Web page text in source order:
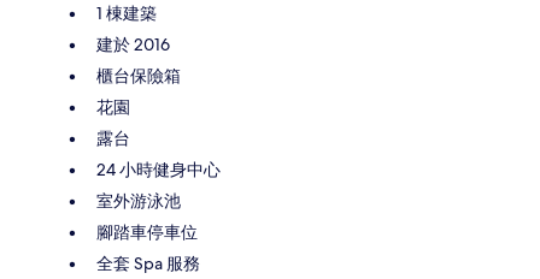
1 棟建築
建於 2016
櫃台保險箱
花園
露台
24 小時健身中心
室外游泳池
腳踏車停車位
全套 Spa 服務